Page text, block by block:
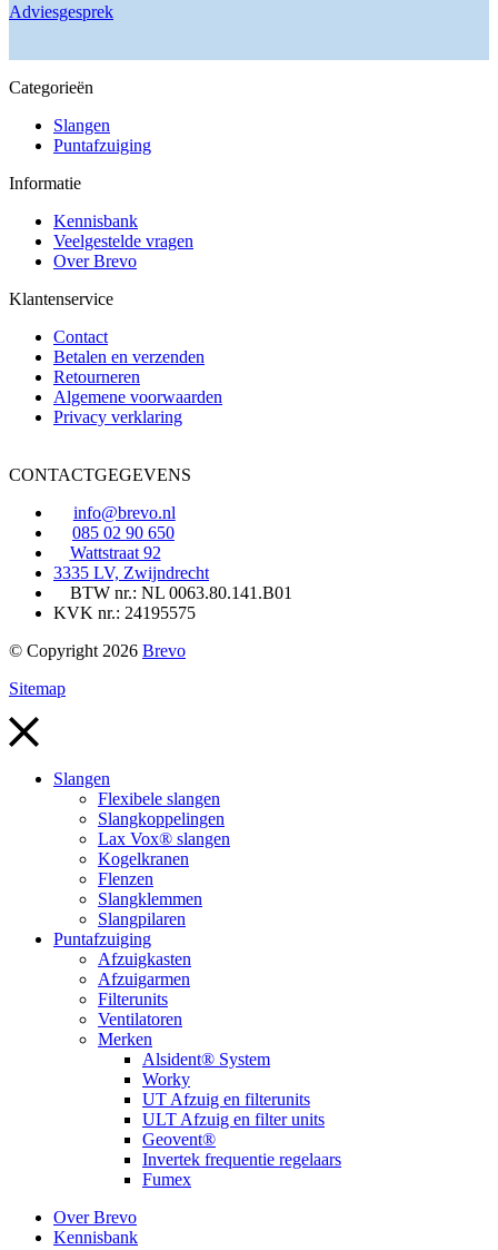
Adviesgesprek
Categorieën
Slangen
Puntafzuiging
Informatie
Kennisbank
Veelgestelde vragen
Over Brevo
Klantenservice
Contact
Betalen en verzenden
Retourneren
Algemene voorwaarden
Privacy verklaring
CONTACTGEGEVENS
info@brevo.nl
085 02 90 650
Wattstraat 92
3335 LV, Zwijndrecht
BTW nr.: NL 0063.80.141.B01
KVK nr.: 24195575
© Copyright 2026 Brevo
Sitemap
Slangen
Flexibele slangen
Slangkoppelingen
Lax Vox® slangen
Kogelkranen
Flenzen
Slangklemmen
Slangpilaren
Puntafzuiging
Afzuigkasten
Afzuigarmen
Filterunits
Ventilatoren
Merken
Alsident® System
Worky
UT Afzuig en filterunits
ULT Afzuig en filter units
Geovent®
Invertek frequentie regelaars
Fumex
Over Brevo
Kennisbank